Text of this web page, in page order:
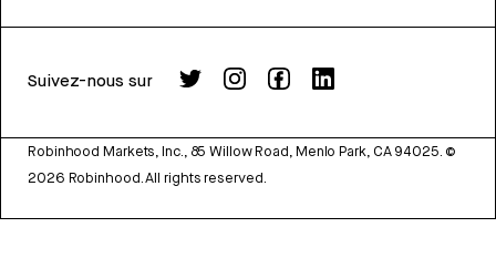
Suivez-nous sur
Robinhood Markets, Inc., 85 Willow Road, Menlo Park, CA 94025. ©
2026 Robinhood. All rights reserved.